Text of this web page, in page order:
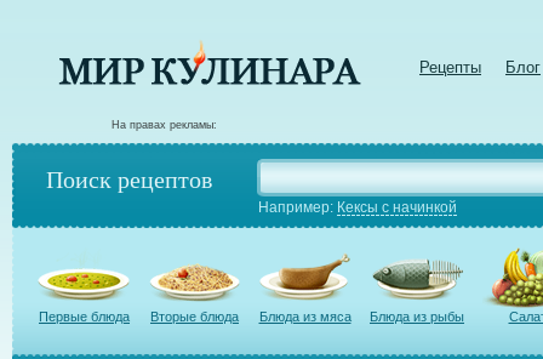
Рецепты Блог
На правах рекламы:
Поиск рецептов
Например: Кексы с начинкой
Первые блюда Вторые блюда Блюда из мяса Блюда из рыбы